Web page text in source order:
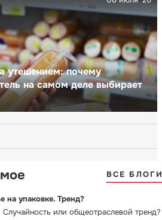
утешением: почему
на самом деле выбирает
ВСЕ
на упаковке. Тренд?
или общеотраслевой тренд?